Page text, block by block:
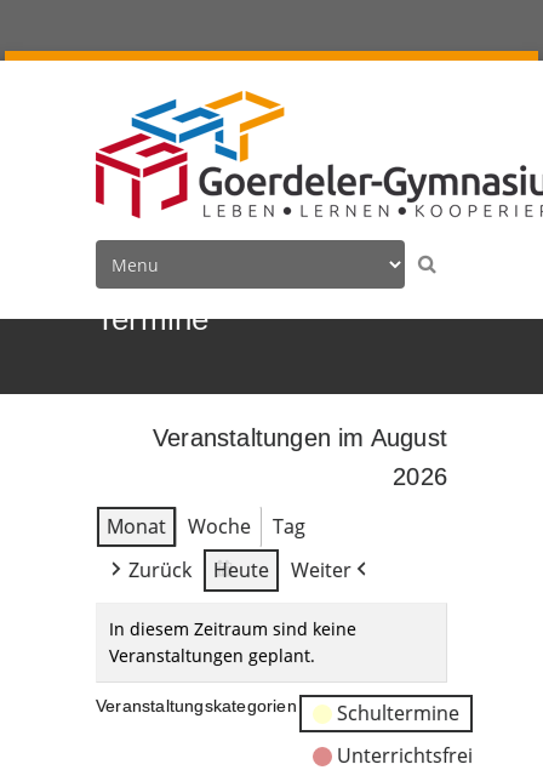
Termine
Veranstaltungen im August
2026
Monat
Woche
Tag
Zurück
Heute Weiter
In diesem Zeitraum sind keine
Veranstaltungen geplant.
Veranstaltungskategorien
Schultermine
Unterrichtsfrei